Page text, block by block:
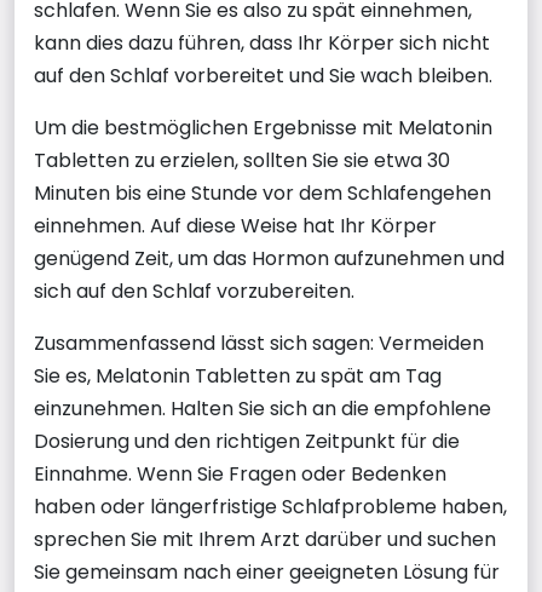
schlafen. Wenn Sie es also zu spät einnehmen,
kann dies dazu führen, dass Ihr Körper sich nicht
auf den Schlaf vorbereitet und Sie wach bleiben.
Um die bestmöglichen Ergebnisse mit Melatonin
Tabletten zu erzielen, sollten Sie sie etwa 30
Minuten bis eine Stunde vor dem Schlafengehen
einnehmen. Auf diese Weise hat Ihr Körper
genügend Zeit, um das Hormon aufzunehmen und
sich auf den Schlaf vorzubereiten.
Zusammenfassend lässt sich sagen: Vermeiden
Sie es, Melatonin Tabletten zu spät am Tag
einzunehmen. Halten Sie sich an die empfohlene
Dosierung und den richtigen Zeitpunkt für die
Einnahme. Wenn Sie Fragen oder Bedenken
haben oder längerfristige Schlafprobleme haben,
sprechen Sie mit Ihrem Arzt darüber und suchen
Sie gemeinsam nach einer geeigneten Lösung für